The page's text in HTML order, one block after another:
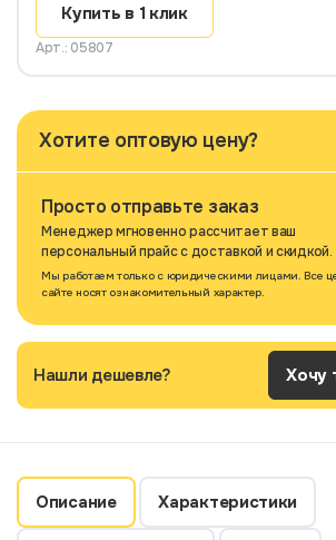
Купить в 1 клик
Арт.: 05807
Хотите оптовую цену?
Просто отправьте заказ
Менеджер мгновенно рассчитает ваш
персональный прайс с доставкой и скидкой.
Мы работаем только с юридическими лицами. Все
сайте носят ознакомительный характер.
Нашли дешевле? Хочу
Описание Характеристики